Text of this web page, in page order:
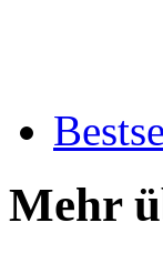
Mehr